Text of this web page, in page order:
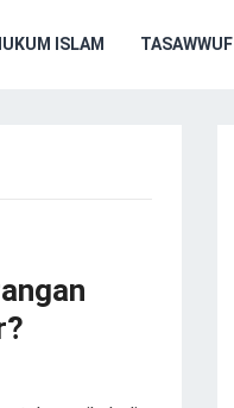
ISLAM TASAWWUF